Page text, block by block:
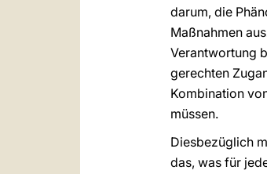
darum, die
Maßnahmen
Verantwortung
gerechten
Kombination
müssen.
Diesbezüglich
das, was für